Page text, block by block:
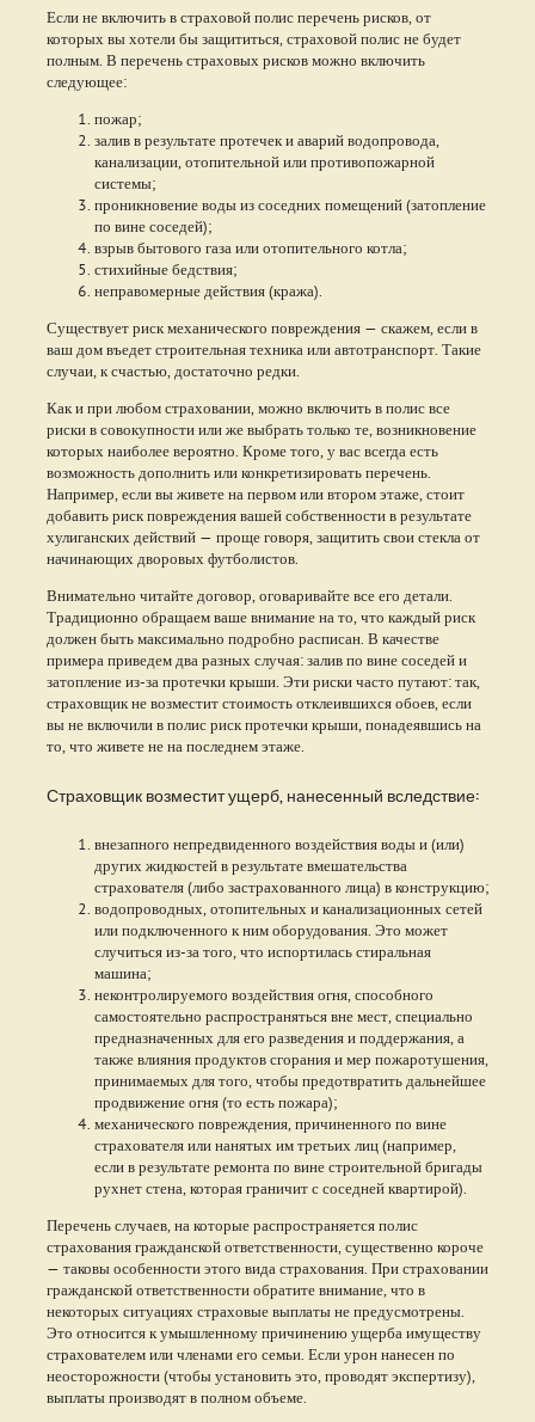
Если не включить в страховой полис перечень рисков, от
которых вы хотели бы защититься, страховой полис не будет
полным. В перечень страховых рисков можно включить
следующее:
пожар;
залив в результате протечек и аварий водопровода,
канализации, отопительной или противопожарной
системы;
проникновение воды из соседних помещений (затопление
по вине соседей);
взрыв бытового газа или отопительного котла;
стихийные бедствия;
неправомерные действия (кража).
Существует риск механического повреждения — скажем, если в
ваш дом въедет строительная техника или автотранспорт. Такие
случаи, к счастью, достаточно редки.
Как и при любом страховании, можно включить в полис все
риски в совокупности или же выбрать только те, возникновение
которых наиболее вероятно. Кроме того, у вас всегда есть
возможность дополнить или конкретизировать перечень.
Например, если вы живете на первом или втором этаже, стоит
добавить риск повреждения вашей собственности в результате
хулиганских действий — проще говоря, защитить свои стекла от
начинающих дворовых футболистов.
Внимательно читайте договор, оговаривайте все его детали.
Традиционно обращаем ваше внимание на то, что каждый риск
должен быть максимально подробно расписан. В качестве
примера приведем два разных случая: залив по вине соседей и
затопление из-за протечки крыши. Эти риски часто путают: так,
страховщик не возместит стоимость отклеившихся обоев, если
вы не включили в полис риск протечки крыши, понадеявшись на
то, что живете не на последнем этаже.
Страховщик возместит ущерб, нанесенный вследствие:
внезапного непредвиденного воздействия воды и (или)
других жидкостей в результате вмешательства
страхователя (либо застрахованного лица) в конструкцию;
водопроводных, отопительных и канализационных сетей
или подключенного к ним оборудования. Это может
случиться из-за того, что испортилась стиральная
машина;
неконтролируемого воздействия огня, способного
самостоятельно распространяться вне мест, специально
предназначенных для его разведения и поддержания, а
также влияния продуктов сгорания и мер пожаротушения,
принимаемых для того, чтобы предотвратить дальнейшее
продвижение огня (то есть пожара);
механического повреждения, причиненного по вине
страхователя или нанятых им третьих лиц (например,
если в результате ремонта по вине строительной бригады
рухнет стена, которая граничит с соседней квартирой).
Перечень случаев, на которые распространяется полис
страхования гражданской ответственности, существенно короче
— таковы особенности этого вида страхования. При страховании
гражданской ответственности обратите внимание, что в
некоторых ситуациях страховые выплаты не предусмотрены.
Это относится к умышленному причинению ущерба имуществу
страхователем или членами его семьи. Если урон нанесен по
неосторожности (чтобы установить это, проводят экспертизу),
выплаты производят в полном объеме.